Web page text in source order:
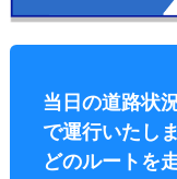
当日の道路状
で運行いたしま
どのルートを